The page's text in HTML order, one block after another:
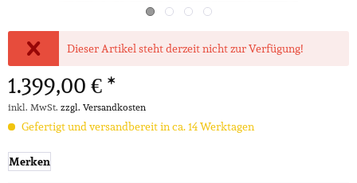
Dieser Artikel steht derzeit nicht zur Verfügung!
1.399,00 € *
inkl. MwSt. zzgl. Versandkosten
Gefertigt und versandbereit in ca. 14 Werktagen
Merken